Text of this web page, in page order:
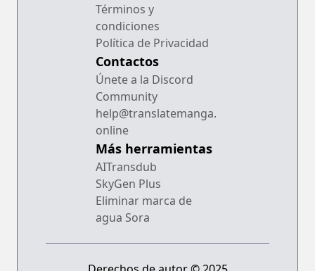
Términos y
condiciones
Política de Privacidad
Contactos
Únete a la Discord
Community
help@translatemanga.
online
Más herramientas
AITransdub
SkyGen Plus
Eliminar marca de
agua Sora